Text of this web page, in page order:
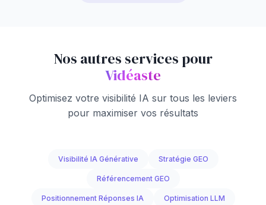
Nos autres services pour
Vidéaste
Optimisez votre visibilité IA sur tous les leviers
pour maximiser vos résultats
Visibilité IA Générative Stratégie GEO
Référencement GEO
Positionnement Réponses IA Optimisation LLM